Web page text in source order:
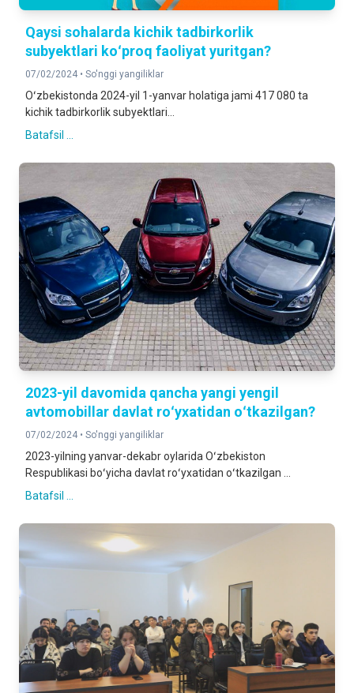
Qaysi sohalarda kichik tadbirkorlik
subyektlari koʻproq faoliyat yuritgan?
07/02/2024 • So'nggi yangiliklar
Oʻzbekistonda 2024-yil 1-yanvar holatiga jami 417 080 ta
kichik tadbirkorlik subyektlari...
Batafsil ...
2023-yil davomida qancha yangi yengil
avtomobillar davlat roʻyxatidan oʻtkazilgan?
07/02/2024 • So'nggi yangiliklar
2023-yilning yanvar-dekabr oylarida Oʻzbekiston
Respublikasi boʻyicha davlat roʻyxatidan oʻtkazilgan ...
Batafsil ...